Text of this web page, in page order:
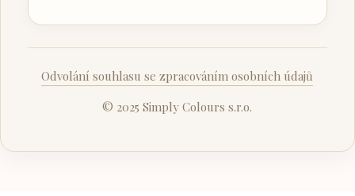
Odvolání souhlasu se zpracováním osobních údajů
© 2025 Simply Colours s.r.o.